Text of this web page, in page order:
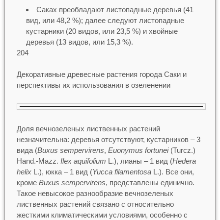
Саках преобладают листопадные деревья (41
вид, или 48,2 %); далее следуют листопадные
кустарники (20 видов, или 23,5 %) и хвойные
деревья (13 видов, или 15,3 %).
204
Декоративные древесные растения города Саки и
перспективы их использования в озеленении
Доля вечнозеленых лиственных растений
незначительна: деревья отсутствуют, кустарников – 3
вида (Buxus sempervirens, Euonymus fortunei(Turcz.)
Hand.-Mazz. Ilex aquifolium L.), лианы – 1 вид (Hedera
helixL.), юкка – 1 вид (Yucca filamentosaL.). Все они,
кроме Buxus sempervirens, представлены единично.
Такое невысокое разнообразие вечнозеленых
лиственных растений связано с относительно
жесткими климатическими условиями, особенно с